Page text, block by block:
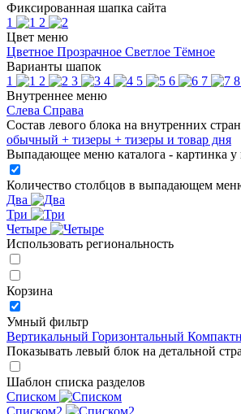
Фиксированная шапка сайта
1
2
Цвет меню
Цветное Прозрачное Светлое Тёмное
Варианты шапок
1
2 3 4 5 6 7 8
Внутреннее меню
Слева Справа
Состав левого блока на внутренних
обычный + тизеры + тизеры и товар дня
Выпадающее меню каталога - картинка у
Количество столбцов в выпадающем
Два
Три
Четыре
Использовать региональность
Корзина
Умный фильтр
Вертикальный Горизонтальный
Показывать левый блок на детальной
Шаблон списка разделов
Списком
Списком2